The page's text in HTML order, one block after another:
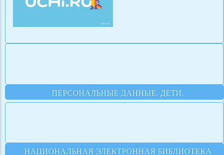
ПЕРСОНАЛЬНЫЕ ДАННЫЕ. ДЕТИ.
НАЦИОНАЛЬНАЯ ЭЛЕКТРОННАЯ БИБЛИОТЕКА